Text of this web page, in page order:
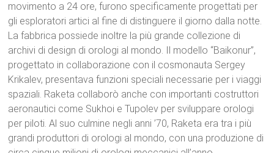
movimento a 24 ore, furono specificamente progettati per
gli esploratori artici al fine di distinguere il giorno dalla notte.
La fabbrica possiede inoltre la più grande collezione di
archivi di design di orologi al mondo. Il modello “Baikonur”,
progettato in collaborazione con il cosmonauta Sergey
Krikalev, presentava funzioni speciali necessarie per i viaggi
spaziali. Raketa collaborò anche con importanti costruttori
aeronautici come Sukhoi e Tupolev per sviluppare orologi
per piloti. Al suo culmine negli anni ’70, Raketa era tra i più
grandi produttori di orologi al mondo, con una produzione di